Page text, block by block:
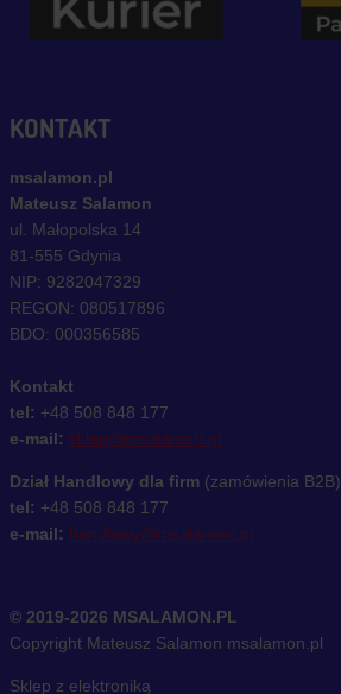
KONTAKT
msalamon.pl
Mateusz Salamon
ul. Małopolska 14
81-555 Gdynia
NIP: 9282047329
REGON: 080517896
BDO: 000356585
Kontakt
tel: +48 508 848 177
e-mail: sklep@msalamon.pl
Dział Handlowy dla firm (zamówienia B2B)
tel: +48 508 848 177
e-mail: handlowy@msalamon.pl
© 2019-2026 MSALAMON.PL
Copyright Mateusz Salamon msalamon.pl
Sklep z elektroniką